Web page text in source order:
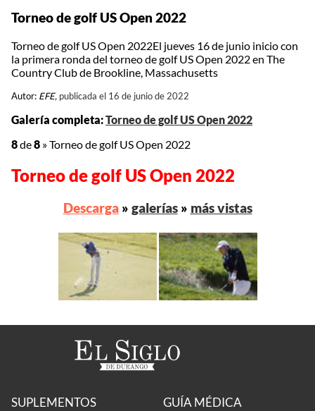
Torneo de golf US Open 2022
Torneo de golf US Open 2022El jueves 16 de junio inicio con
la primera ronda del torneo de golf US Open 2022 en The
Country Club de Brookline, Massachusetts
Autor: EFE, publicada el 16 de junio de 2022
Galería completa:Torneo de golf US Open 2022
8de8 »Torneo de golf US Open 2022
Torneo de golf US Open 2022
Descarga» galerías» más vistas
SUPLEMENTOS GUÍA MÉDICA